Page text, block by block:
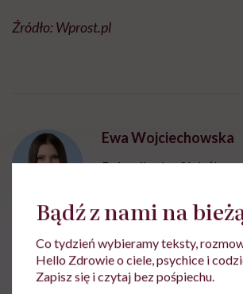
Źródło: Wprost.pl
Ewa Wojciechowska
Dziennikarka, filolożka,
reportażystka. Pisze, od
innych
Zobacz profil
Bądź z nami na
Co tydzień wybieramy teksty,
Hello Zdrowie o ciele, psychice i
Zapisz się i czytaj bez pośpiechu.